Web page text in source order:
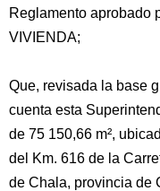
Reglamento aprobado
VIVIENDA;
Que, revisada la base
cuenta esta
de 75 150,66 m²,
del Km. 616 de la
de Chala, provincia de